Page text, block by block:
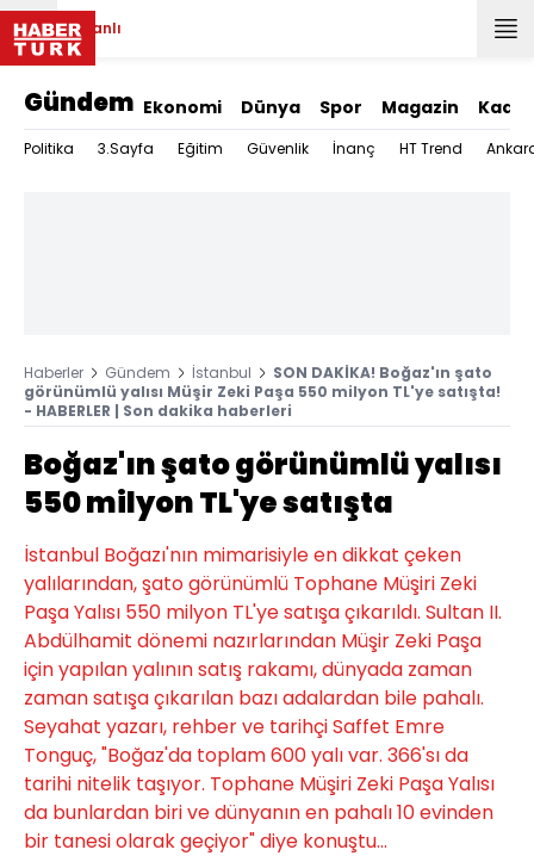
Canlı
Gündem Ekonomi Dünya Spor Magazin Kadın
Politika 3.Sayfa Eğitim Güvenlik İnanç HT Trend
Haberler Gündem İstanbul
SON DAKİKA! Boğaz'ın şato
görünümlü yalısı Müşir Zeki Paşa 550 milyon TL'ye satışta!
- HABERLER | Son dakika haberleri
Boğaz'ın şato görünümlü yalısı
550 milyon TL'ye satışta
İstanbul Boğazı'nın mimarisiyle en dikkat çeken
yalılarından, şato görünümlü Tophane Müşiri Zeki
Paşa Yalısı 550 milyon TL'ye satışa çıkarıldı. Sultan II.
Abdülhamit dönemi nazırlarından Müşir Zeki Paşa
için yapılan yalının satış rakamı, dünyada zaman
zaman satışa çıkarılan bazı adalardan bile pahalı.
Seyahat yazarı, rehber ve tarihçi Saffet Emre
Tonguç, "Boğaz'da toplam 600 yalı var. 366'sı da
tarihi nitelik taşıyor. Tophane Müşiri Zeki Paşa Yalısı
da bunlardan biri ve dünyanın en pahalı 10 evinden
bir tanesi olarak geçiyor" diye konuştu...